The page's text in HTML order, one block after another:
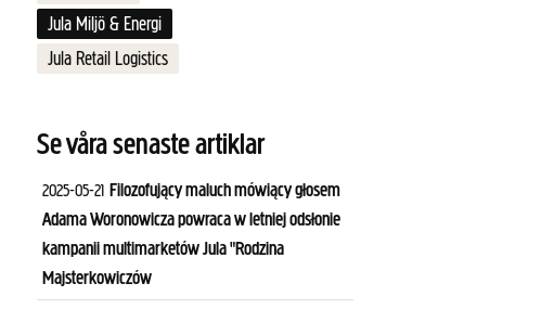
Jula Miljö & Energi
Jula Retail Logistics
Se våra senaste artiklar
2025-05-21 Filozofujący maluch mówiący głosem
Adama Woronowicza powraca w letniej odsłonie
kampanii multimarketów Jula "Rodzina
Majsterkowiczów